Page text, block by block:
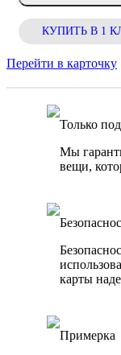
КУПИТЬ В 1
Перейти в карточку
Только
Мы
вещи,
карты
Примерка